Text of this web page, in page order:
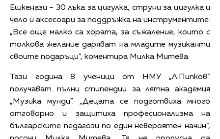
Ешкенази – 30 лъка за цигулка, струни за цигулка и
чело и аксесоари за поддръжка на инструментите.
„Все още малко са хората, за съжаление, които с
толкова желание даряват на младите музиканти
своите подаръци”, коментира Милка Митева.
Тази година 8 ученици от НМУ „Л.Пипков”
получават пълни стипендии за лятна академия
„Музика мунди”. „Децата се подготвиха много
отговорно и защитиха професионализма на
българските педагози по един невероятен начин”,